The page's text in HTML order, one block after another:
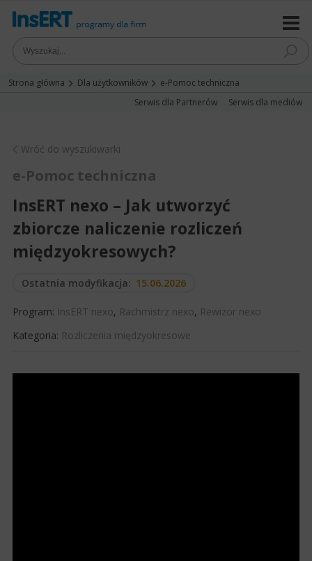
Strona główna Dla użytkowników
e-Pomoc techniczna
Serwis dla Partnerów
Serwis dla mediów
Wróć do wyszukiwarki
e-Pomoc techniczna
InsERT nexo – Jak utworzyć
zbiorcze naliczenie rozliczeń
międzyokresowych?
Ostatnia modyfikacja: 15.06.2026
Program: InsERT nexo, Rachmistrz nexo, Rewizor nexo
Kategoria: Rozliczenia międzyokresowe